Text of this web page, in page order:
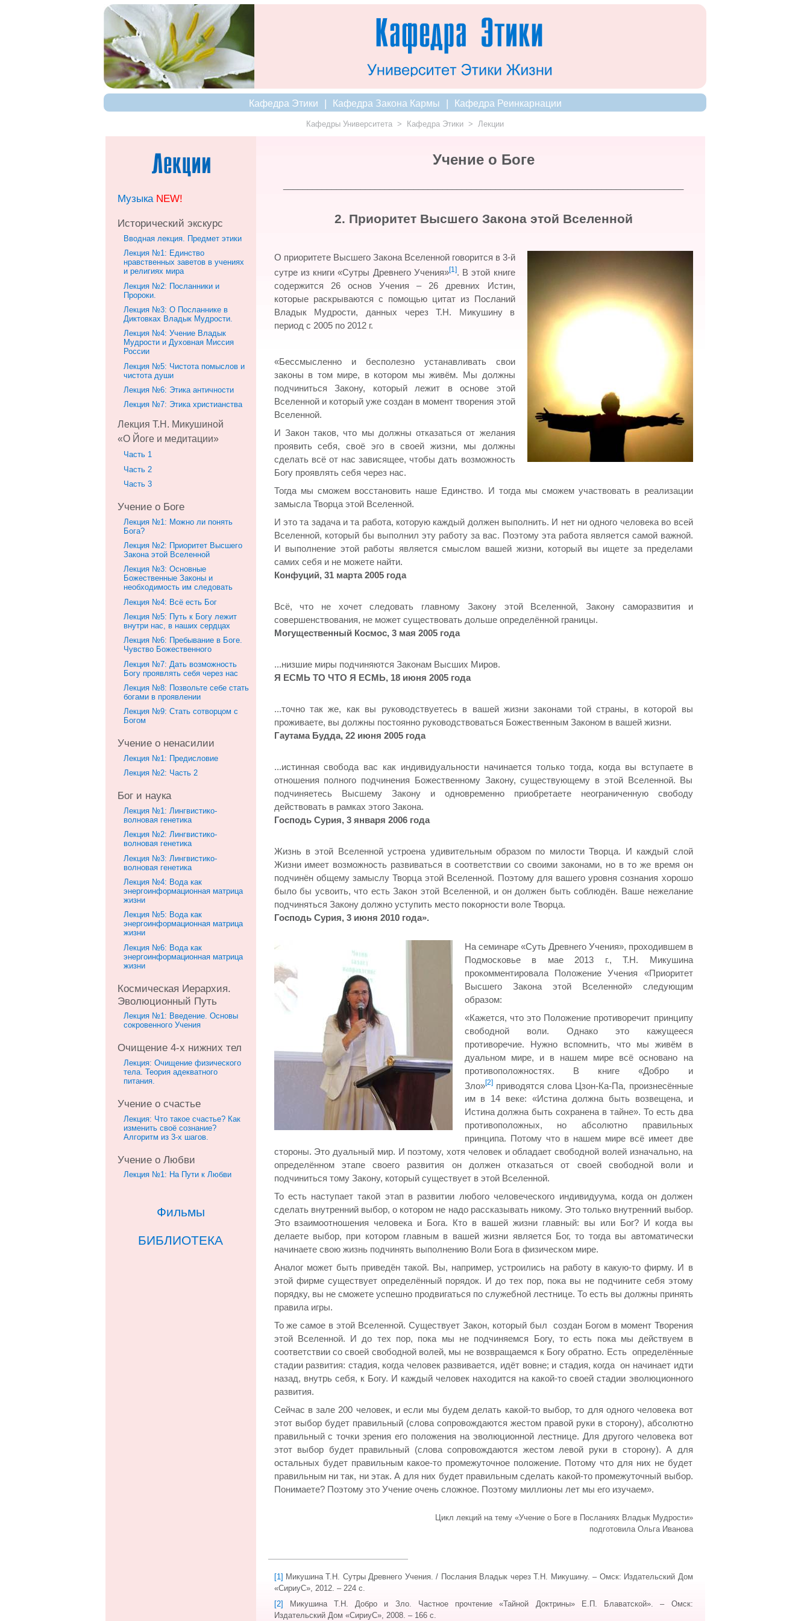
Кафедра Этики | Кафедра Закона Кармы | Кафедра Реинкарнации
Кафедры Университета > Кафедра Этики > Лекции
Музыка NEW!
Исторический экскурс
Вводная лекция. Предмет этики
Лекция №1: Единство
нравственных заветов в учениях
и религиях мира
Лекция №2: Посланники и
Пророки.
Лекция №3: О Посланнике в
Диктовках Владык Мудрости.
Лекция №4: Учение Владык
Мудрости и Духовная Миссия
России
Лекция №5: Чистота помыслов и
чистота души
Лекция №6: Этика античности
Лекция №7: Этика христианства
Лекция Т.Н. Микушиной
«О Йоге и медитации»
Часть 1
Часть 2
Часть 3
Учение о Боге
Лекция №1: Можно ли понять
Бога?
Лекция №2: Приоритет Высшего
Закона этой Вселенной
Лекция №3: Основные
Божественные Законы и
необходимость им следовать
Лекция №4: Всё есть Бог
Лекция №5: Путь к Богу лежит
внутри нас, в наших сердцах
Лекция №6: Пребывание в Боге.
Чувство Божественного
Лекция №7: Дать возможность
Богу проявлять себя через нас
Лекция №8: Позвольте себе стать
богами в проявлении
Лекция №9: Стать сотворцом с
Богом
Учение о ненасилии
Лекция №1: Предисловие
Лекция №2: Часть 2
Бог и наука
Лекция №1: Лингвистико-
волновая генетика
Лекция №2: Лингвистико-
волновая генетика
Лекция №3: Лингвистико-
волновая генетика
Лекция №4: Вода как
энергоинформационная матрица
жизни
Лекция №5: Вода как
энергоинформационная матрица
жизни
Лекция №6: Вода как
энергоинформационная матрица
жизни
Космическая Иерархия.
Эволюционный Путь
Лекция №1: Введение. Основы
сокровенного Учения
Очищение 4-х нижних тел
Лекция: Очищение физического
тела. Теория адекватного
питания.
Учение о счастье
Лекция: Что такое счастье? Как
изменить своё сознание?
Алгоритм из 3-х шагов.
Учение о Любви
Лекция №1: На Пути к Любви
Фильмы
БИБЛИОТЕКА
Учение о Боге
2. Приоритет Высшего Закона этой Вселенной
О приоритете Высшего Закона Вселенной говорится в 3-й
сутре из книги «Сутры Древнего Учения»[1]. В этой книге
содержится 26 основ Учения – 26 древних Истин,
которые раскрываются с помощью цитат из Посланий
Владык Мудрости, данных через Т.Н. Микушину в
период с 2005 по 2012 г.
«Бессмысленно и бесполезно устанавливать свои
законы в том мире, в котором мы живём. Мы должны
подчиниться Закону, который лежит в основе этой
Вселенной и который уже создан в момент творения этой
Вселенной.
И Закон таков, что мы должны отказаться от желания
проявить себя, своё эго в своей жизни, мы должны
сделать всё от нас зависящее, чтобы дать возможность
Богу проявлять себя через нас.
Тогда мы сможем восстановить наше Единство. И тогда мы сможем участвовать в реализации
замысла Творца этой Вселенной.
И это та задача и та работа, которую каждый должен выполнить. И нет ни одного человека во всей
Вселенной, который бы выполнил эту работу за вас. Поэтому эта работа является самой важной.
И выполнение этой работы является смыслом вашей жизни, который вы ищете за пределами
самих себя и не можете найти.
Конфуций, 31 марта 2005 года
Всё, что не хочет следовать главному Закону этой Вселенной, Закону саморазвития и
совершенствования, не может существовать дольше определённой границы.
Могущественный Космос, 3 мая 2005 года
...низшие миры подчиняются Законам Высших Миров.
Я ЕСМЬ ТО ЧТО Я ЕСМЬ, 18 июня 2005 года
...точно так же, как вы руководствуетесь в вашей жизни законами той страны, в которой вы
проживаете, вы должны постоянно руководствоваться Божественным Законом в вашей жизни.
Гаутама Будда, 22 июня 2005 года
...истинная свобода вас как индивидуальности начинается только тогда, когда вы вступаете в
отношения полного подчинения Божественному Закону, существующему в этой Вселенной. Вы
подчиняетесь Высшему Закону и одновременно приобретаете неограниченную свободу
действовать в рамках этого Закона.
Господь Сурия, 3 января 2006 года
Жизнь в этой Вселенной устроена удивительным образом по милости Творца. И каждый слой
Жизни имеет возможность развиваться в соответствии со своими законами, но в то же время он
подчинён общему замыслу Творца этой Вселенной. Поэтому для вашего уровня сознания хорошо
было бы усвоить, что есть Закон этой Вселенной, и он должен быть соблюдён. Ваше нежелание
подчиняться Закону должно уступить место покорности воле Творца.
Господь Сурия, 3 июня 2010 года».
На семинаре «Суть Древнего Учения», проходившем в
Подмосковье в мае 2013 г., Т.Н. Микушина
прокомментировала Положение Учения «Приоритет
Высшего Закона этой Вселенной» следующим
образом:
«Кажется, что это Положение противоречит принципу
свободной воли. Однако это кажущееся
противоречие. Нужно вспомнить, что мы живём в
дуальном мире, и в нашем мире всё основано на
противоположностях. В книге «Добро и
Зло»[2]приводятся слова Цзон-Ка-Па, произнесённые
им в 14 веке: «Истина должна быть возвещена, и
Истина должна быть сохранена в тайне». То есть два
противоположных, но абсолютно правильных
принципа. Потому что в нашем мире всё имеет две
стороны. Это дуальный мир. И поэтому, хотя человек и обладает свободной волей изначально, на
определённом этапе своего развития он должен отказаться от своей свободной воли и
подчиниться тому Закону, который существует в этой Вселенной.
То есть наступает такой этап в развитии любого человеческого индивидуума, когда он должен
сделать внутренний выбор, о котором не надо рассказывать никому. Это только внутренний выбор.
Это взаимоотношения человека и Бога. Кто в вашей жизни главный: вы или Бог? И когда вы
делаете выбор, при котором главным в вашей жизни является Бог, то тогда вы автоматически
начинаете свою жизнь подчинять выполнению Воли Бога в физическом мире.
Аналог может быть приведён такой. Вы, например, устроились на работу в какую-то фирму. И в
этой фирме существует определённый порядок. И до тех пор, пока вы не подчините себя этому
порядку, вы не сможете успешно продвигаться по служебной лестнице. То есть вы должны принять
правила игры.
То же самое в этой Вселенной. Существует Закон, который был создан Богом в момент Творения
этой Вселенной. И до тех пор, пока мы не подчиняемся Богу, то есть пока мы действуем в
соответствии со своей свободной волей, мы не возвращаемся к Богу обратно. Есть определённые
стадии развития: стадия, когда человек развивается, идёт вовне; и стадия, когда он начинает идти
назад, внутрь себя, к Богу. И каждый человек находится на какой-то своей стадии эволюционного
развития.
Сейчас в зале 200 человек, и если мы будем делать какой-то выбор, то для одного человека вот
этот выбор будет правильный (слова сопровождаются жестом правой руки в сторону), абсолютно
правильный с точки зрения его положения на эволюционной лестнице. Для другого человека вот
этот выбор будет правильный (слова сопровождаются жестом левой руки в сторону). А для
остальных будет правильным какое-то промежуточное положение. Потому что для них не будет
правильным ни так, ни этак. А для них будет правильным сделать какой-то промежуточный выбор.
Понимаете? Поэтому это Учение очень сложное. Поэтому миллионы лет мы его изучаем».
Цикл лекций на тему «Учение о Боге в Посланиях Владык Мудрости»
подготовила Ольга Иванова
[1] Микушина Т.Н. Сутры Древнего Учения. / Послания Владык через Т.Н. Микушину. – Омск: Издательский Дом
«СириуС», 2012. – 224 с.
[2] Микушина Т.Н. Добро и Зло. Частное прочтение «Тайной Доктрины» Е.П. Блаватской». – Омск:
Издательский Дом «СириуС», 2008. – 166 с.